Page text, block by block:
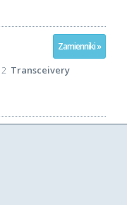
Zamienniki »
2 Transceivery